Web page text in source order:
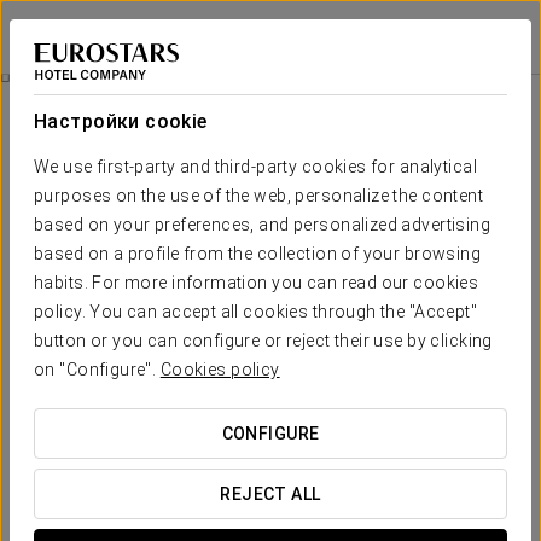
Настройки cookie
We use first-party and third-party cookies for analytical
purposes on the use of the web, personalize the content
based on your preferences, and personalized advertising
based on a profile from the collection of your browsing
habits. For more information you can read our cookies
policy. You can accept all cookies through the "Accept"
button or you can configure or reject their use by clicking
on "Configure". Cookies policy
CONFIGURE
REJECT ALL
Ikonik Gran Vía
МАДРИД
Celebrate With Us!
20 €
Celebrate with us!
Congrats!
Celebrate your birthday, anniversary or a special event